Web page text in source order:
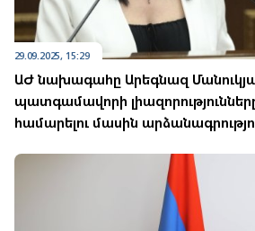
29.09.2025, 15:29
ԱԺ նախագահը Արեգնազ
պատգամավորի
համարելու մասին